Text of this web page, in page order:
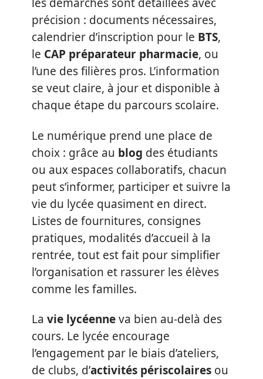
les démarches sont détaillées avec
précision : documents nécessaires,
calendrier d’inscription pour le BTS,
le CAP préparateur pharmacie, ou
l’une des filières pros. L’information
se veut claire, à jour et disponible à
chaque étape du parcours scolaire.
Le numérique prend une place de
choix : grâce au blog des étudiants
ou aux espaces collaboratifs, chacun
peut s’informer, participer et suivre la
vie du lycée quasiment en direct.
Listes de fournitures, consignes
pratiques, modalités d’accueil à la
rentrée, tout est fait pour simplifier
l’organisation et rassurer les élèves
comme les familles.
La vie lycéenneva bien au-delà des
cours. Le lycée encourage
l’engagement par le biais d’ateliers,
de clubs, d’activités périscolaires ou